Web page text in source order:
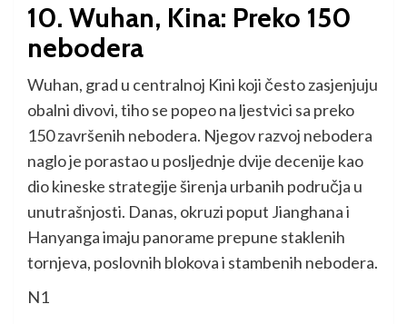
10. Wuhan, Kina: Preko 150
nebodera
Wuhan, grad u centralnoj Kini koji često zasjenjuju
obalni divovi, tiho se popeo na ljestvici sa preko
150 završenih nebodera. Njegov razvoj nebodera
naglo je porastao u posljednje dvije decenije kao
dio kineske strategije širenja urbanih područja u
unutrašnjosti. Danas, okruzi poput Jianghana i
Hanyanga imaju panorame prepune staklenih
tornjeva, poslovnih blokova i stambenih nebodera.
N1